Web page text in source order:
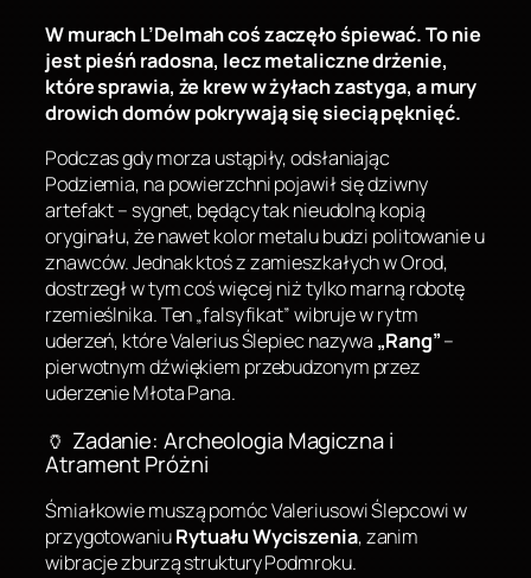
W murach L’Delmah coś zaczęło śpiewać. To nie
jest pieśń radosna, lecz metaliczne drżenie,
które sprawia, że krew w żyłach zastyga, a mury
drowich domów pokrywają się siecią pęknięć.
Podczas gdy morza ustąpiły, odsłaniając
Podziemia, na powierzchni pojawił się dziwny
artefakt – sygnet, będący tak nieudolną kopią
oryginału, że nawet kolor metalu budzi politowanie u
znawców. Jednak ktoś z zamieszkałych w Orod,
dostrzegł w tym coś więcej niż tylko marną robotę
rzemieślnika. Ten „falsyfikat” wibruje w rytm
uderzeń, które Valerius Ślepiec nazywa „Rang”–
pierwotnym dźwiękiem przebudzonym przez
uderzenie Młota Pana.
🏺 Zadanie: Archeologia Magiczna i
Atrament Próżni
Śmiałkowie muszą pomóc Valeriusowi Ślepcowi w
przygotowaniuRytuału Wyciszenia, zanim
wibracje zburzą struktury Podmroku.